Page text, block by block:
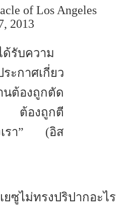
of Los Angeles
2013
รับความ
ะกาศเกี่ยว
ต้องถูกตัด
ต้องถูกตี
งเรา” (อิส
ซูไม่ทรงปริปากอะไร